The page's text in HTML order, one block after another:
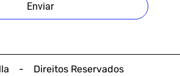
- Direitos Reservados
Enviar